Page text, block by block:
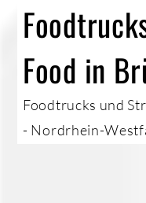
Food in
Foodtrucks und
- Nordrhein-